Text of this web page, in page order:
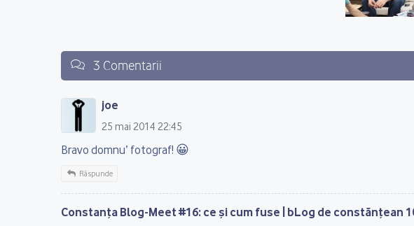
3 Comentarii
joe
25 mai 2014 22:45
Bravo domnu’ fotograf! 😀
Răspunde
Constanţa Blog-Meet #16: ce şi cum fuse | bLog de constănţean